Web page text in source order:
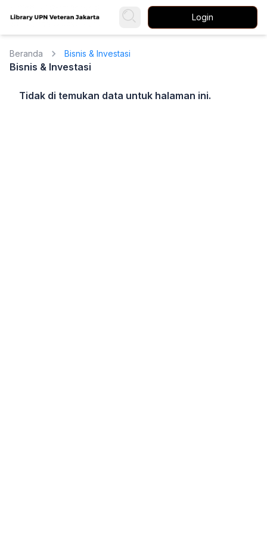
Login
Beranda Bisnis & Investasi
Bisnis & Investasi
Tidak di temukan data untuk halaman ini.